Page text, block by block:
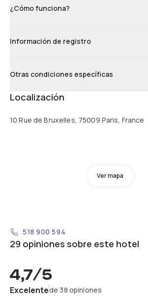
¿Cómo funciona?
Información de registro
Otras condiciones específicas
Localización
10 Rue de Bruxelles, 75009 Paris, France
Ver mapa
518 900 594
29 opiniones sobre este hotel
4,7/5
Excelentede 38 opiniones